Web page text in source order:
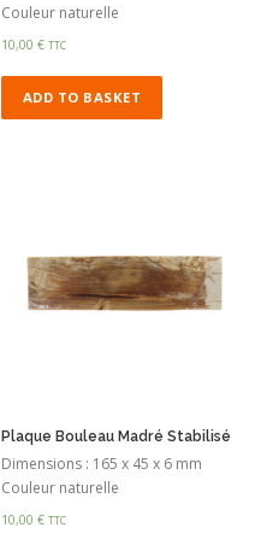
Couleur naturelle
10,00€ TTC
ADD TO BASKET
Plaque Bouleau Madré Stabilisé
Dimensions : 165 x 45 x 6 mm
Couleur naturelle
10,00€ TTC